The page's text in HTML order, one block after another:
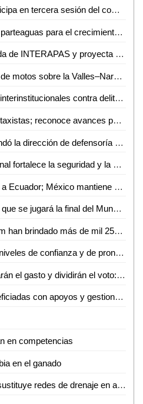
Protección civil estatal participa en tercera sesión del comité técnico estatal de manejo del fuego
Hotel Tru by Hilton será un parteaguas para el crecimiento de Ciudad Valles: Sedeco
Soledad avanza en su salida de INTERAPAS y proyecta nuevas obras para la zona oriente
Dos lesionados en choque de motos sobre la Valles–Naranjo
Fiscalía refuerza acciones interinstitucionales contra delito de extorsión
SCT mantiene diálogo con taxistas; reconoce avances pero persisten malas prácticas
Más de 570 atenciones brindó la dirección de defensoría social durante mayo y junio en Ciudad Valles
Coordinación interinstitucional fortalece la seguridad y la paz en San Luis Potosí
Sheinbaum cierra la puerta a Ecuador; México mantiene demanda internacional
Presenta FIFA balón con el que se jugará la final del Mundial 2026
Brigadas médicas de la imm han brindado más de mil 250 atenciones gratuitas en Ciudad Valles
Fiscalía potosina fortalece niveles de confianza y de pronta atención ciudadana
Nuevos partidos sólo elevarán el gasto y dividirán el voto: Carlos Solares
Más de 330 personas beneficiadas con apoyos y gestiones de atención ciudadana durante junio
en competencias
en el ganado
Ayuntamiento de Soledad sustituye redes de drenaje en apoyo a las familias